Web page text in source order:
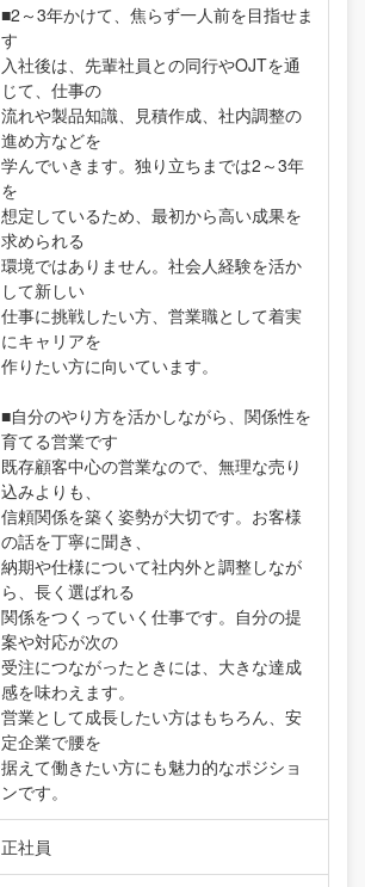
■2～3年かけて、焦らず一人前を目指せま
す
入社後は、先輩社員との同行やOJTを通
じて、仕事の
流れや製品知識、見積作成、社内調整の
進め方などを
学んでいきます。独り立ちまでは2～3年
を
想定しているため、最初から高い成果を
求められる
環境ではありません。社会人経験を活か
して新しい
仕事に挑戦したい方、営業職として着実
にキャリアを
作りたい方に向いています。
■自分のやり方を活かしながら、関係性を
育てる営業です
既存顧客中心の営業なので、無理な売り
込みよりも、
信頼関係を築く姿勢が大切です。お客様
の話を丁寧に聞き、
納期や仕様について社内外と調整しなが
ら、長く選ばれる
関係をつくっていく仕事です。自分の提
案や対応が次の
受注につながったときには、大きな達成
感を味わえます。
営業として成長したい方はもちろん、安
定企業で腰を
据えて働きたい方にも魅力的なポジショ
ンです。
正社員